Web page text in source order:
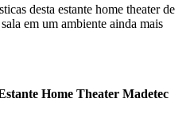
desta estante home theater de
em um ambiente ainda mais
Home Theater Madetec